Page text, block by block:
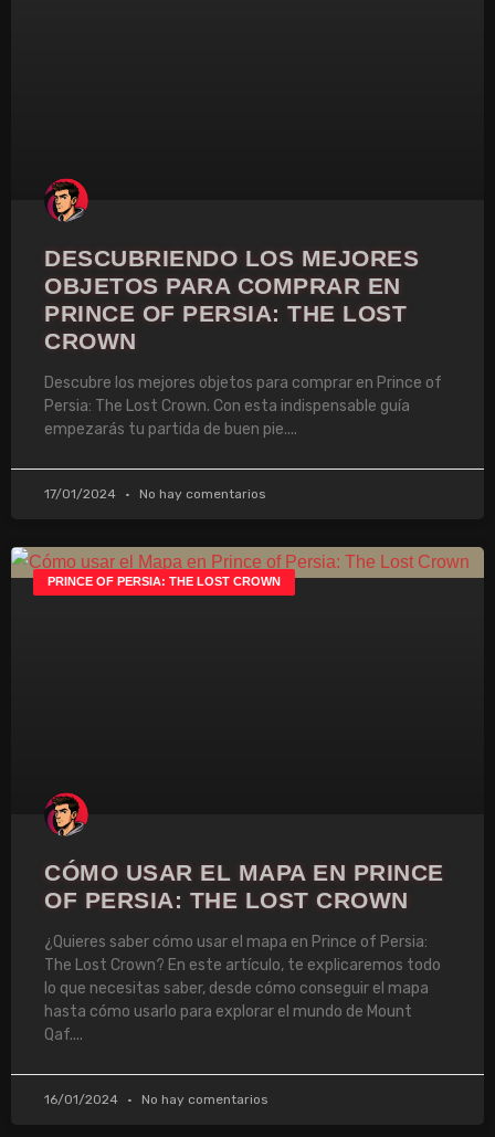
DESCUBRIENDO LOS MEJORES
OBJETOS PARA COMPRAR EN
PRINCE OF PERSIA: THE LOST
CROWN
Descubre los mejores objetos para comprar en Prince of
Persia: The Lost Crown. Con esta indispensable guía
empezarás tu partida de buen pie.
17/01/2024 No hay comentarios
PRINCE OF PERSIA: THE LOST CROWN
CÓMO USAR EL MAPA EN PRINCE
OF PERSIA: THE LOST CROWN
¿Quieres saber cómo usar el mapa en Prince of Persia:
The Lost Crown? En este artículo, te explicaremos todo
lo que necesitas saber, desde cómo conseguir el mapa
hasta cómo usarlo para explorar el mundo de Mount
Qaf.
16/01/2024 No hay comentarios